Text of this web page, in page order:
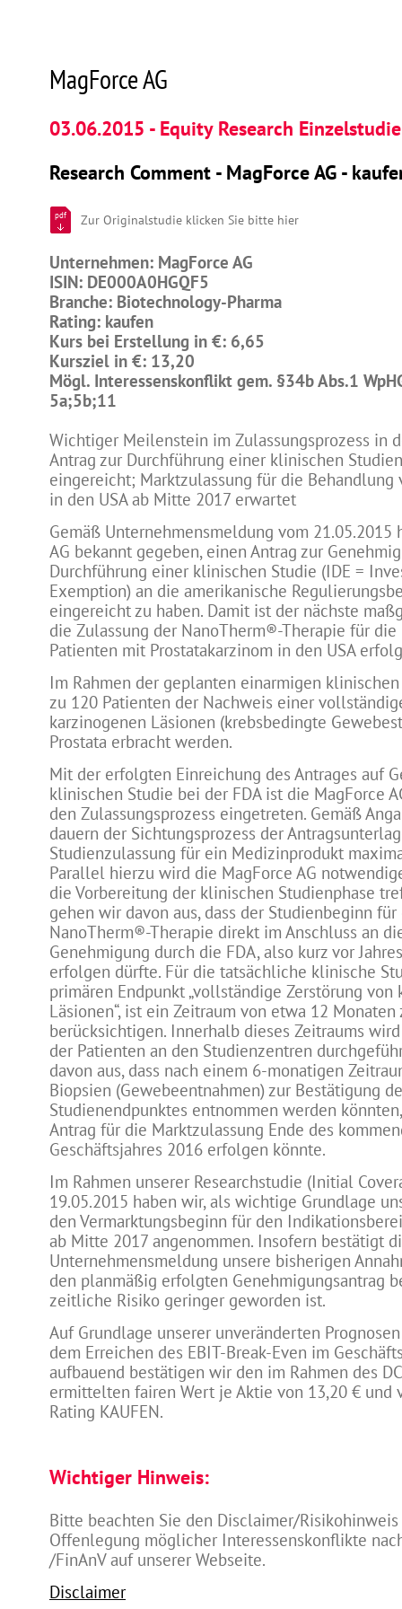
MagForce AG
03.06.2015 - Equity Research
Research Comment - MagForce AG -
pdf Zur Originalstudie klicken Sie bitte hier
Unternehmen: MagForce AG
ISIN: DE000A0HGQF5
Branche: Biotechnology-Pharma
Rating: kaufen
Kurs bei Erstellung in €: 6,65
Kursziel in €: 13,20
Mögl. Interessenskonflikt gem. §34b Abs.1
5a;5b;11
Wichtiger Meilenstein im Zulassungsprozess in
Antrag zur Durchführung einer klinischen
eingereicht; Marktzulassung für die Behandlung
in den USA ab Mitte 2017 erwartet
Gemäß Unternehmensmeldung vom 21.05.2015
AG bekannt gegeben, einen Antrag zur
Durchführung einer klinischen Studie (IDE =
Exemption) an die amerikanische
eingereicht zu haben. Damit ist der nächste
die Zulassung der NanoTherm®-Therapie für
Patienten mit Prostatakarzinom in den USA
Im Rahmen der geplanten einarmigen
zu 120 Patienten der Nachweis einer
karzinogenen Läsionen (krebsbedingte
Prostata erbracht werden.
Mit der erfolgten Einreichung des Antrages auf
klinischen Studie bei der FDA ist die MagForce
den Zulassungsprozess eingetreten. Gemäß
dauern der Sichtungsprozess der
Studienzulassung für ein Medizinprodukt
Parallel hierzu wird die MagForce AG
die Vorbereitung der klinischen Studienphase
gehen wir davon aus, dass der Studienbeginn
NanoTherm®-Therapie direkt im Anschluss an
Genehmigung durch die FDA, also kurz vor
erfolgen dürfte. Für die tatsächliche klinische
primären Endpunkt „vollständige Zerstörung von
Läsionen“, ist ein Zeitraum von etwa 12 Monaten
berücksichtigen. Innerhalb dieses Zeitraums
der Patienten an den Studienzentren
davon aus, dass nach einem 6-monatigen
Biopsien (Gewebeentnahmen) zur Bestätigung
Studienendpunktes entnommen werden
Antrag für die Marktzulassung Ende des
Geschäftsjahres 2016 erfolgen könnte.
Im Rahmen unserer Researchstudie (Initial
19.05.2015 haben wir, als wichtige Grundlage
den Vermarktungsbeginn für den
ab Mitte 2017 angenommen. Insofern bestätigt
Unternehmensmeldung unsere bisherigen
den planmäßig erfolgten Genehmigungsantrag
zeitliche Risiko geringer geworden ist.
Auf Grundlage unserer unveränderten
dem Erreichen des EBIT-Break-Even im
aufbauend bestätigen wir den im Rahmen des
ermittelten fairen Wert je Aktie von 13,20 € und
Rating KAUFEN.
Wichtiger Hinweis:
Bitte beachten Sie den Disclaimer/
Offenlegung möglicher Interessenskonflikte
/FinAnV auf unserer Webseite.
Disclaimer